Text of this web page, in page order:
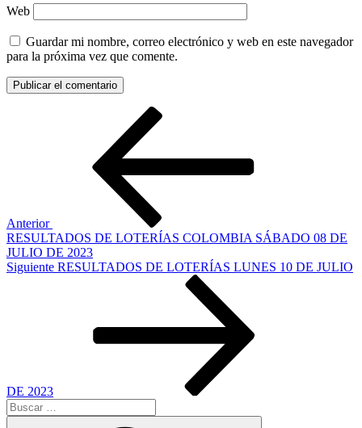
Web
Guardar mi nombre, correo electrónico y web en este navegador
para la próxima vez que comente.
Anterior
RESULTADOS DE LOTERÍAS COLOMBIA SÁBADO 08 DE
JULIO DE 2023
Siguiente
Siguiente RESULTADOS DE LOTERÍAS LUNES 10 DE JULIO
DE 2023
Buscar
por: